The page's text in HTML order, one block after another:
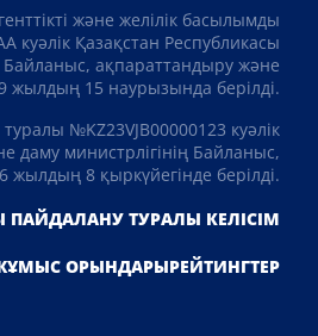
және желілік басылымды
куәлік Қазақстан Республикасы
Байланыс, ақпараттандыру және
жылдың 15 наурызында берілді.
№KZ23VJB00000123 куәлік
даму министрлігінің Байланыс,
8 қыркүйегінде берілді.
ТУРАЛЫ КЕЛІСІМ
ОРЫНДАРЫРЕЙТИНГТЕР